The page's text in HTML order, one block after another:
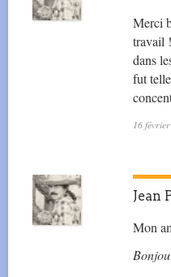
Merci
travail
dans
fut
16
Jean
Mon